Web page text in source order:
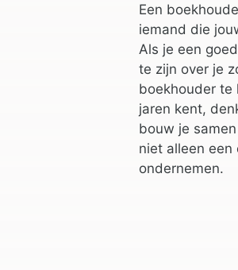
Een
iemand die
Als je een
te zijn over je
boekhouder te
jaren kent,
bouw je
niet alleen
ondernemen.